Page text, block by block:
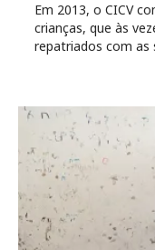
Em 2013, o CICV
crianças, que às
repatriados com as